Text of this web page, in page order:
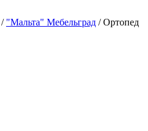
/ "Мальта" Мебельград /Ортопед